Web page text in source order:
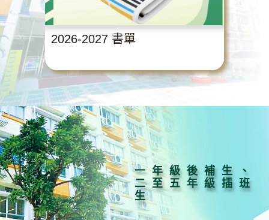
2026-2027 書單
一年級後補生、
二至五年級插班
生